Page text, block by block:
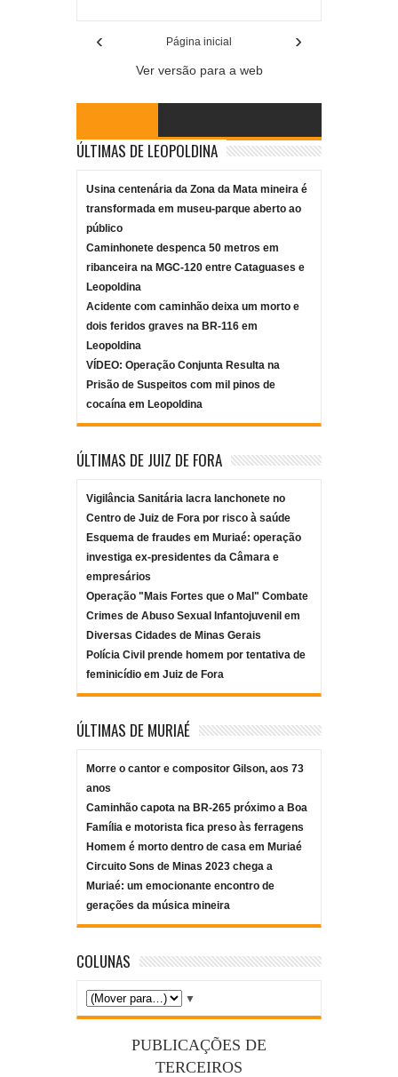
‹ ›
Página inicial
Ver versão para a web
ÚLTIMAS DE LEOPOLDINA
Usina centenária da Zona da Mata mineira é
transformada em museu-parque aberto ao
público
Caminhonete despenca 50 metros em
ribanceira na MGC-120 entre Cataguases e
Leopoldina
Acidente com caminhão deixa um morto e
dois feridos graves na BR-116 em
Leopoldina
VÍDEO: Operação Conjunta Resulta na
Prisão de Suspeitos com mil pinos de
cocaína em Leopoldina
ÚLTIMAS DE JUIZ DE FORA
Vigilância Sanitária lacra lanchonete no
Centro de Juiz de Fora por risco à saúde
Esquema de fraudes em Muriaé: operação
investiga ex-presidentes da Câmara e
empresários
Operação "Mais Fortes que o Mal" Combate
Crimes de Abuso Sexual Infantojuvenil em
Diversas Cidades de Minas Gerais
Polícia Civil prende homem por tentativa de
feminicídio em Juiz de Fora
ÚLTIMAS DE MURIAÉ
Morre o cantor e compositor Gilson, aos 73
anos
Caminhão capota na BR-265 próximo a Boa
Família e motorista fica preso às ferragens
Homem é morto dentro de casa em Muriaé
Circuito Sons de Minas 2023 chega a
Muriaé: um emocionante encontro de
gerações da música mineira
COLUNAS
▼
PUBLICAÇÕES DE
TERCEIROS